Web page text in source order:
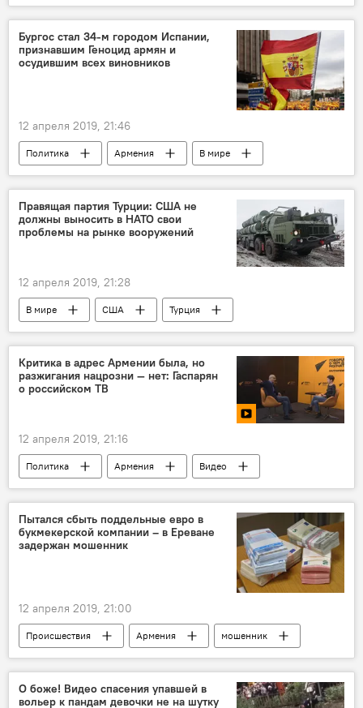
Джулиан Ассанж
арест
Бургос стал 34-м городом Испании,
признавшим Геноцид армян и
осудившим всех виновников
12 апреля 2019, 21:46
Политика Армения
В мире
город
Геноцид армян Испания
Правящая партия Турции: США не
должны выносить в НАТО свои
проблемы на рынке вооружений
12 апреля 2019, 21:28
В мире США
Турция
НАТО
ЗРК
Критика в адрес Армении была, но
разжигания нацрозни — нет: Гаспарян
о российском ТВ
12 апреля 2019, 21:16
Политика Армения
Видео
Мультимедиа
Видеоклуб
Гаспарян
азербайджанцы
телеканал
Пытался сбыть поддельные евро в
букмекерской компании – в Ереване
задержан мошенник
12 апреля 2019, 21:00
Происшествия Армения
мошенник
фальшивка
О боже! Видео спасения упавшей в
вольер к пандам девочки не на шутку